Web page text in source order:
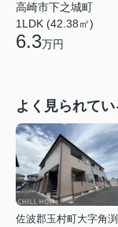
高崎市下之城町
1LDK (42.38㎡)
6.3万円
よく見られて
佐波郡玉村町大字角渕